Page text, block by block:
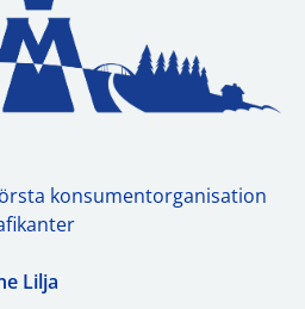
konsumentorganisation
Lilja